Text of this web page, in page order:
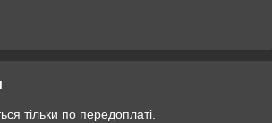
тільки по передоплаті.